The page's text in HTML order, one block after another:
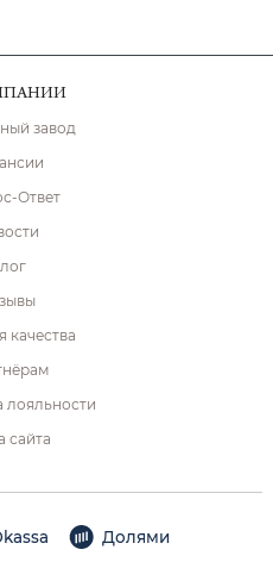
завод
Ответ
качества
лояльности
сайта
Долями